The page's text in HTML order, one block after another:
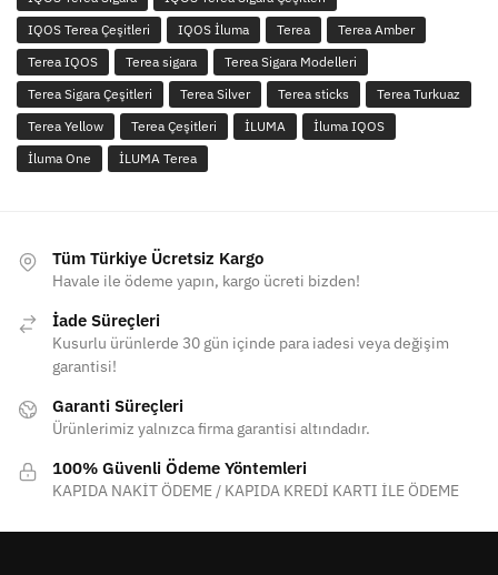
IQOS Terea Çeşitleri
IQOS İluma Terea
Terea Amber
Terea IQOS
Terea sigara
Terea Sigara Modelleri
Terea Sigara Çeşitleri
Terea Silver Terea sticks
Terea Turkuaz
Terea Yellow
Terea Çeşitleri İLUMA
İluma IQOS
İluma One
İLUMA Terea
Tüm Türkiye Ücretsiz Kargo
Havale ile ödeme yapın, kargo ücreti bizden!
İade Süreçleri
Kusurlu ürünlerde 30 gün içinde para iadesi veya değişim
garantisi!
Garanti Süreçleri
Ürünlerimiz yalnızca firma garantisi altındadır.
100% Güvenli Ödeme Yöntemleri
KAPIDA NAKİT ÖDEME / KAPIDA KREDİ KARTI İLE ÖDEME